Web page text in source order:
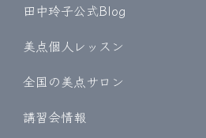
田中玲子公式Blog
美点個人レッスン
全国の美点サロン
講習会情報